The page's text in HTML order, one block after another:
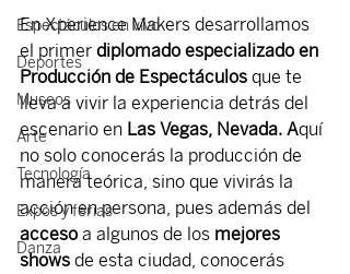
Espectáculos en vivo
Deportes
Museos
Arte
Tecnología
Expos y ferias
Danza
En Xperience Makers desarrollamos
el primer diplomado especializado en
Producción de Espectáculos que te
lleva a vivir la experiencia detrás del
escenario en Las Vegas, Nevada. Aquí
no solo conocerás la producción de
manera teórica, sino que vivirás la
acción en persona, pues además del
acceso a algunos de los mejores
shows de esta ciudad, conocerás